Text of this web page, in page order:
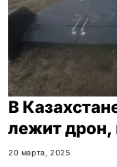
В
лежит
20 марта, 2025